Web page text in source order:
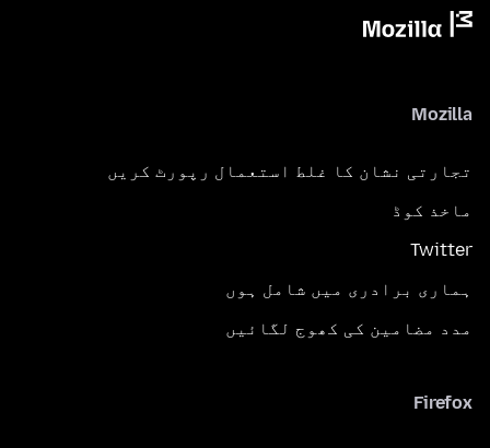
Mozilla
تجارتی نشان کا غلط استعمال رپورٹ کریں
ماخذ کوڈ
Twitter
ہماری برادری میں شامل ہوں
مدد مضامین کی کھوج لگائیں
Firefox